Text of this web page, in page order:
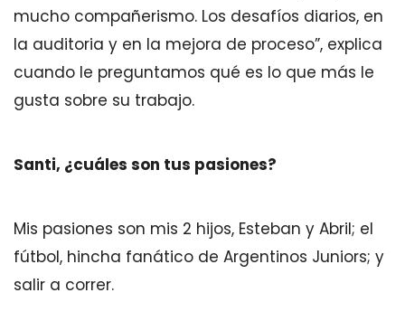
mucho compañerismo. Los desafíos diarios, en
la auditoria y en la mejora de proceso”, explica
cuando le preguntamos qué es lo que más le
gusta sobre su trabajo.
Santi, ¿cuáles son tus pasiones?
Mis pasiones son mis 2 hijos, Esteban y Abril; el
fútbol, hincha fanático de Argentinos Juniors; y
salir a correr.